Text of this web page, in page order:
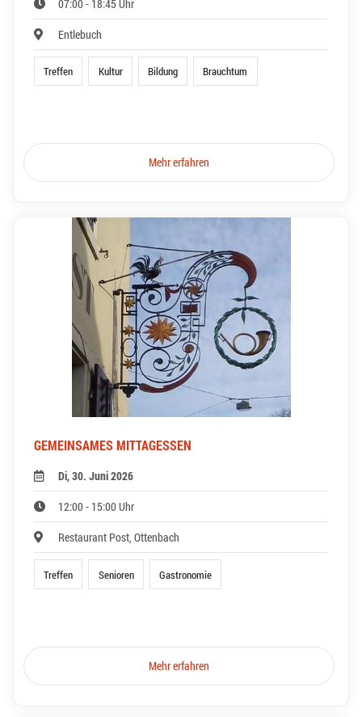
07:00 - 18:45 Uhr
Entlebuch
Treffen Kultur Bildung Brauchtum
Mehr erfahren
GEMEINSAMES MITTAGESSEN
Di, 30. Juni 2026
12:00 - 15:00 Uhr
Restaurant Post, Ottenbach
Treffen Senioren Gastronomie
Mehr erfahren